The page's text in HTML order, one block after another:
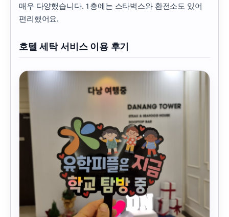
매우 다양했습니다. 1층에는 스타벅스와 환전소도 있어
편리했어요.
호텔 세탁 서비스 이용 후기